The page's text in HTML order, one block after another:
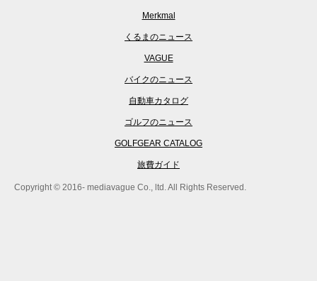
Merkmal
くるまのニュース
VAGUE
バイクのニュース
自動車カタログ
ゴルフのニュース
GOLFGEAR CATALOG
旅費ガイド
Copyright © 2016- mediavague Co., ltd. All Rights Reserved.